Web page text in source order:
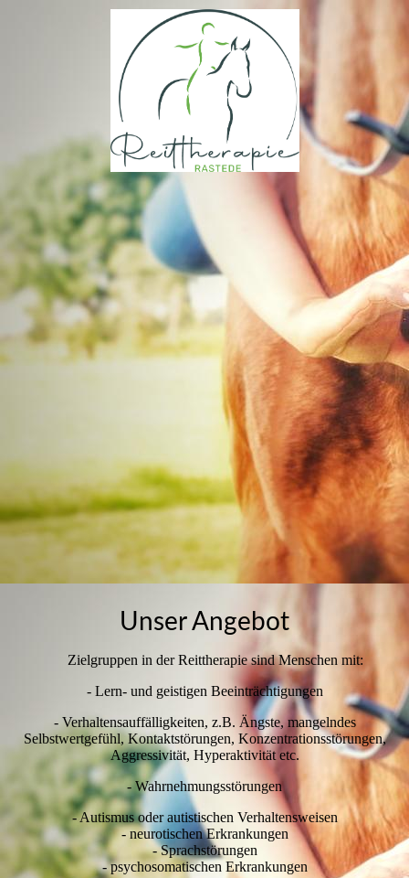
Unser Angebot
Zielgruppen in der Reittherapie sind Menschen mit:
- Lern- und geistigen Beeinträchtigungen
- Verhaltensauffälligkeiten, z.B. Ängste, mangelndes
Selbstwertgefühl, Kontaktstörungen, Konzentrationsstörungen,
Aggressivität, Hyperaktivität etc.
- Wahrnehmungsstörungen
- Autismus oder autistischen Verhaltensweisen
- neurotischen Erkrankungen
- Sprachstörungen
- psychosomatischen Erkrankungen
Was wir unter "Reittherapie" verstehen
Angebot
Kontakt
Datenschutz